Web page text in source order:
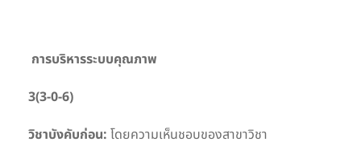
การบริหารระบบคุณภาพ
3(3-0-6)
วิชาบังคับก่อน: โดยความเห็นชอบของสาขาวิชา